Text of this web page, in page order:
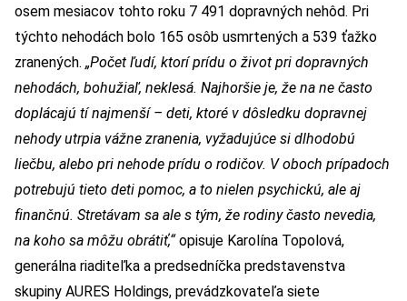
osem mesiacov tohto roku 7 491 dopravných nehôd. Pri
týchto nehodách bolo 165 osôb usmrtených a 539 ťažko
zranených. „Počet ľudí, ktorí prídu o život pri dopravných
nehodách, bohužiaľ, neklesá. Najhoršie je, že na ne často
doplácajú tí najmenší – deti, ktoré v dôsledku dopravnej
nehody utrpia vážne zranenia, vyžadujúce si dlhodobú
liečbu, alebo pri nehode prídu o rodičov. V oboch prípadoch
potrebujú tieto deti pomoc, a to nielen psychickú, ale aj
finančnú. Stretávam sa ale s tým, že rodiny často nevedia,
na koho sa môžu obrátiť,“opisuje Karolína Topolová,
generálna riaditeľka a predsedníčka predstavenstva
skupiny AURES Holdings, prevádzkovateľa siete